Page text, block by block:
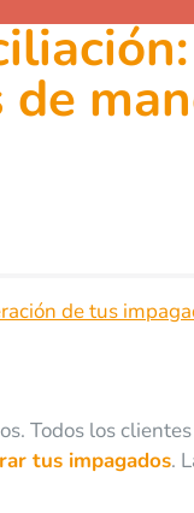
de tus
Todos los
tus impagados.